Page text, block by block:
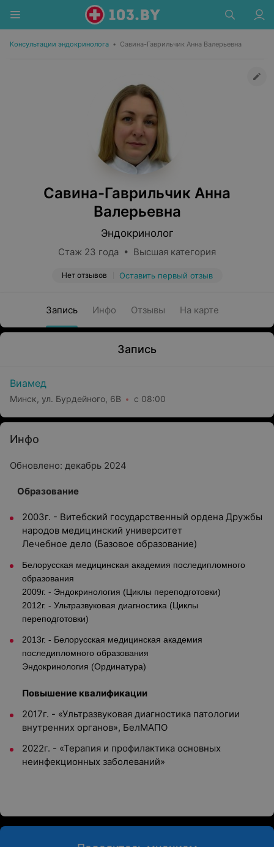
Консультации эндокринолога • Савина-Гаврильчик Анна Валерьевна
Савина-Гаврильчик Анна
Валерьевна
Эндокринолог
Стаж 23 года • Высшая категория
Нет отзывов Оставить первый отзыв
Запись Инфо Отзывы На карте
Запись
Виамед
Минск, ул. Бурдейного, 6В с 08:00
Инфо
Обновлено: декабрь 2024
Oбразование
2003г. - Витебский государственный ордена Дружбы
народов медицинский университет
Лечебное дело (Базовое образование)
Белорусская медицинская академия последипломного
образования
2009г. - Эндокринология (Циклы переподготовки)
2012г. - Ультразвуковая диагностика (Циклы
переподготовки)
2013г. - Белорусская медицинская академия
последипломного образования
Эндокринология (Ординатура)
Повышение квалификации
2017г. - «Ультразвуковая диагностика патологии
внутренних органов», БелМАПО
2022г. - «Терапия и профилактика основных
неинфекционных заболеваний»